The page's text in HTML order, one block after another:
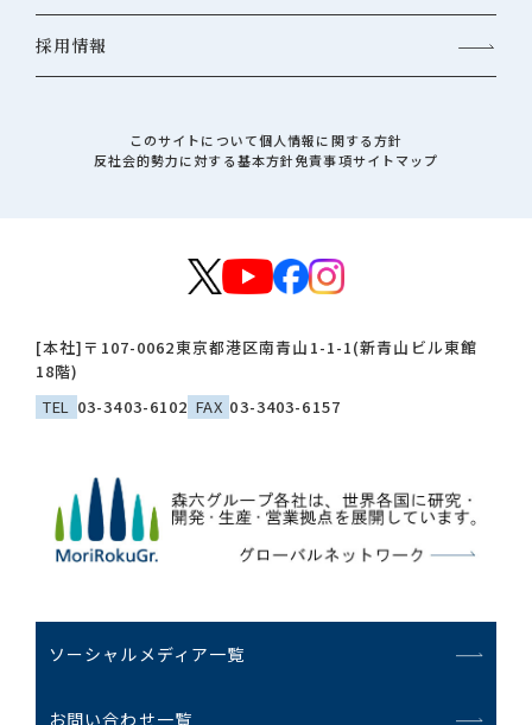
[本社] 〒107-0062東京都港区南青山1-1-1(新青山ビル東館
18階)
TEL
03-3403-6102 FAX 03-3403-6157
ソーシャルメディア一覧
お問い合わせ一覧
採用情報
このサイトについて個人情報に関する方針
反社会的勢力に対する基本方針免責事項サイトマップ